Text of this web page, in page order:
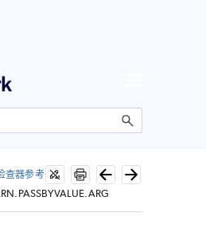
跳到主内容
查器参考